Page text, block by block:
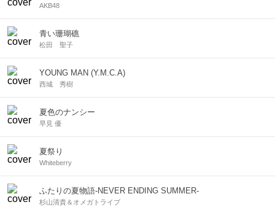
AKB48
青い珊瑚礁
松田 聖子
YOUNG MAN (Y.M.C.A)
西城 秀樹
夏色のナンシー
早見 優
夏祭り
Whiteberry
ふたりの夏物語-NEVER ENDING SUMMER-
杉山清貴＆オメガトライブ